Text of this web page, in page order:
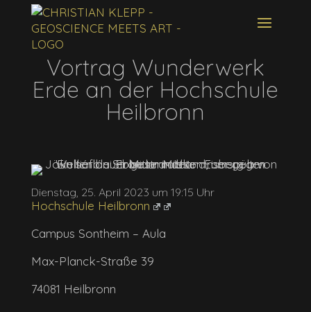
Vortrag Wunderwerk
Erde an der Hochschule
Heilbronn
Dienstag, 25. April 2023 um 19:15 Uhr
Hochschule Heilbronn
Campus Sontheim – Aula
Max-Planck-Straße 39
74081 Heilbronn